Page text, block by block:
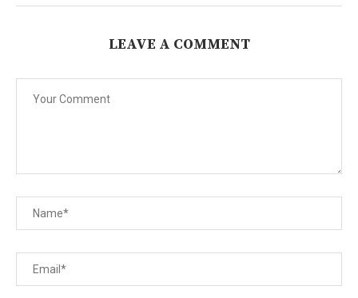
LEAVE A COMMENT